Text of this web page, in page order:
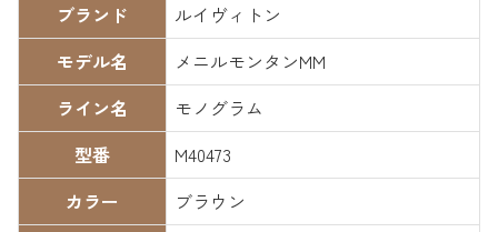
ブランド
ルイヴィトン
モデル名
メニルモンタンMM
ライン名
モノグラム
型番
M40473
カラー
ブラウン